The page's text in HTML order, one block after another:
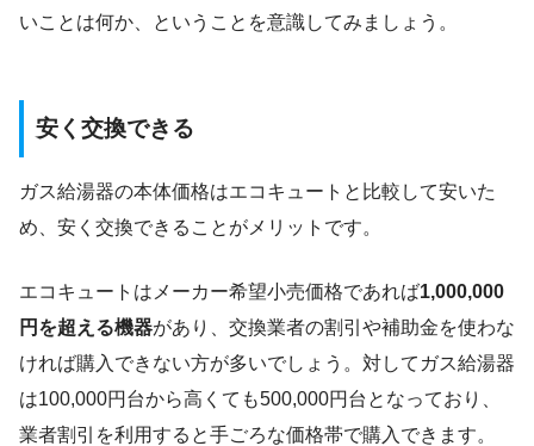
いことは何か、ということを意識してみましょう。
安く交換できる
ガス給湯器の本体価格はエコキュートと比較して安いた
め、安く交換できることがメリットです。
エコキュートはメーカー希望小売価格であれば1,000,000
円を超える機器があり、交換業者の割引や補助金を使わな
ければ購入できない方が多いでしょう。対してガス給湯器
は100,000円台から高くても500,000円台となっており、
業者割引を利用すると手ごろな価格帯で購入できます。